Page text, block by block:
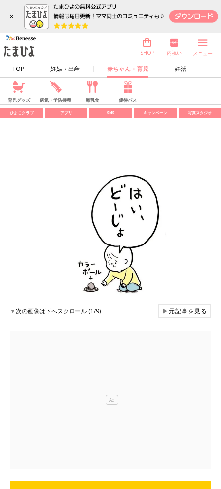
×
TOP 妊娠・出産 赤ちゃん・育児 妊活
SHOP 内祝い メニュー
育児グッズ 病気・予防接種 離乳食 優待パス
ひよこクラブ アプリ SNS キャンペーン 写真スタジオ
▼次の画像は下へスクロール (1/9) ▶元記事を見る